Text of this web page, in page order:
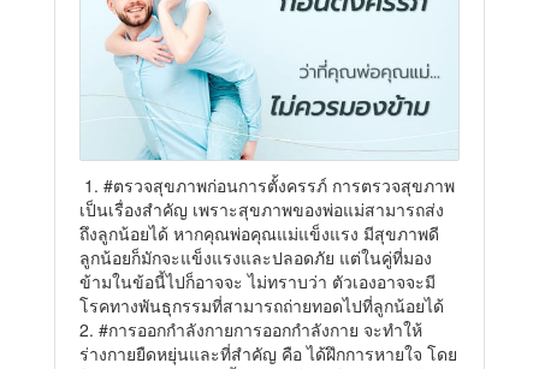
1. #ตรวจสุขภาพก่อนการตั้งครรภ์ การตรวจสุขภาพ
เป็นเรื่องสำคัญ เพราะสุขภาพของพ่อแม่สามารถส่ง
ถึงลูกน้อยได้ หากคุณพ่อคุณแม่แข็งแรง มีสุขภาพดี
ลูกน้อยก็มักจะแข็งแรงและปลอดภัย แต่ในคู่ที่มอง
ข้ามในข้อนี้ไปก็อาจจะ ไม่ทราบว่า ตัวเองอาจจะมี
โรคทางพันธุกรรมที่สามารถถ่ายทอดไปที่ลูกน้อยได้
2. #การออกกำลังกายการออกกำลังกาย จะทำให้
ร่างกายยืดหยุ่นและที่สำคัญ คือ ได้ฝึกการหายใจ โดย